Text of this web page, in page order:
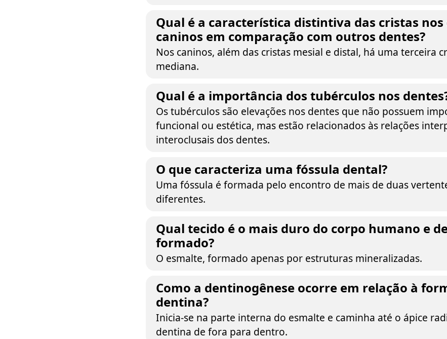
Qual é a característica distintiva das cristas nos
caninos em comparação com outros dentes?
Nos caninos, além das cristas mesial e distal, há uma terceira
mediana.
Qual é a importância dos tubérculos nos
Os tubérculos são elevações nos dentes que não possuem
funcional ou estética, mas estão relacionados às relações
interoclusais dos dentes.
O que caracteriza uma fóssula dental?
Uma fóssula é formada pelo encontro de mais de duas
diferentes.
Qual tecido é o mais duro do corpo humano e
formado?
O esmalte, formado apenas por estruturas mineralizadas.
Como a dentinogênese ocorre em relação à
dentina?
Inicia-se na parte interna do esmalte e caminha até o ápice
dentina de fora para dentro.